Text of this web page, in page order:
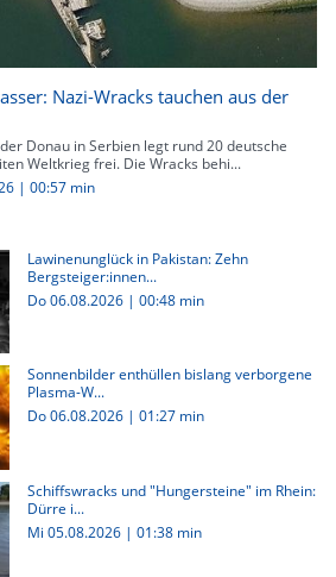
Nazi-Wracks tauchen aus der
Donau in Serbien legt rund 20 deutsche
Weltkrieg frei. Die Wracks behi...
| 00:57 min
Lawinenunglück in Pakistan: Zehn
Bergsteiger:innen...
Do 06.08.2026 | 00:48 min
Sonnenbilder enthüllen bislang verborgene
Plasma-W...
Do 06.08.2026 | 01:27 min
Schiffswracks und "Hungersteine" im Rhein:
Dürre i...
Mi 05.08.2026 | 01:38 min